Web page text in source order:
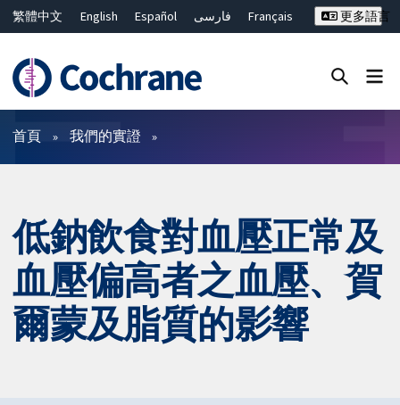
繁體中文 English Español فارسی
Français
ไทย
简体中文
更多語言
篩選條件
首頁 我們的實證
低鈉飲食對血壓正常及
血壓偏高者之血壓、賀
爾蒙及脂質的影響